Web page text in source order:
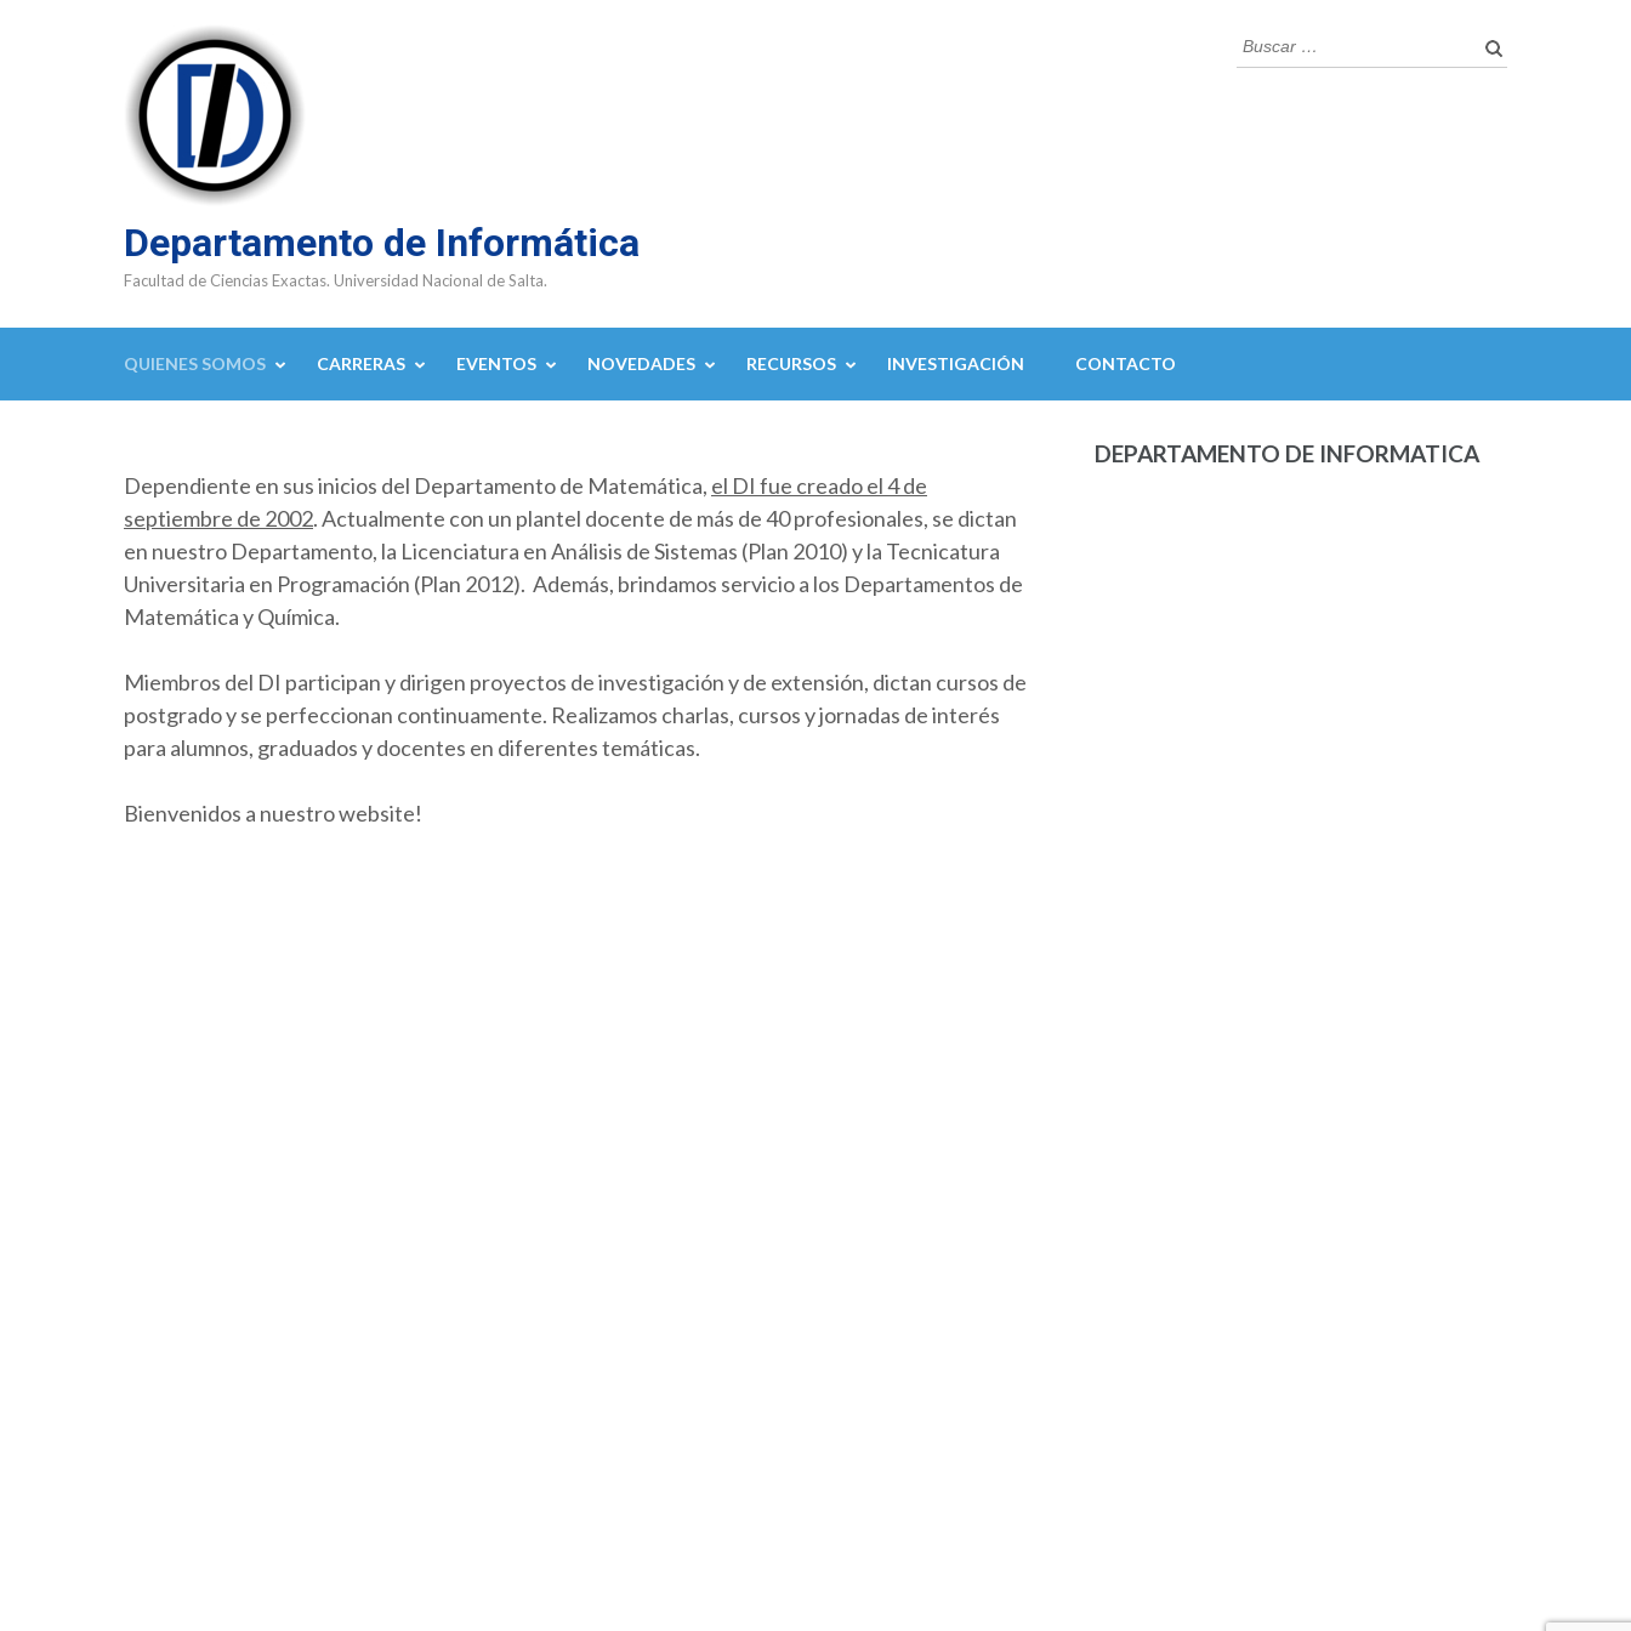
Departamento de Informática
Facultad de Ciencias Exactas. Universidad Nacional de Salta.
Buscar:
QUIENES SOMOS CARRERAS EVENTOS NOVEDADES RECURSOS INVESTIGACIÓN CONTACTO
Dependiente en sus inicios del Departamento de Matemática, el DI fue creado el 4 de
septiembre de 2002. Actualmente con un plantel docente de más de 40 profesionales, se dictan
en nuestro Departamento, la Licenciatura en Análisis de Sistemas (Plan 2010) y la Tecnicatura
Universitaria en Programación (Plan 2012). Además, brindamos servicio a los Departamentos de
Matemática y Química.
Miembros del DI participan y dirigen proyectos de investigación y de extensión, dictan cursos de
postgrado y se perfeccionan continuamente. Realizamos charlas, cursos y jornadas de interés
para alumnos, graduados y docentes en diferentes temáticas.
Bienvenidos a nuestro website!
DEPARTAMENTO DE INFORMATICA